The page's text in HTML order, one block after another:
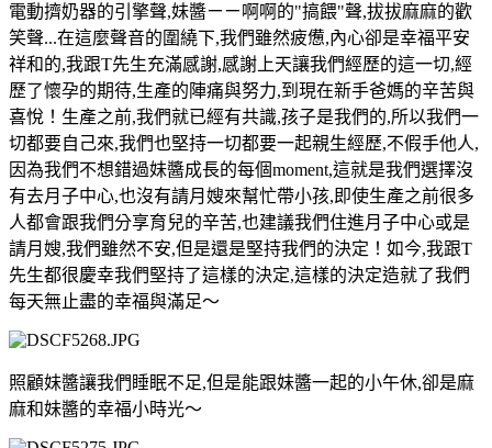
電動擠奶器的引擎聲,妹醬ㄧㄧ啊啊的"搞餵"聲,拔拔麻麻的歡
笑聲...在這麼聲音的圍繞下,我們雖然疲憊,內心卻是幸福平安
祥和的,我跟T先生充滿感謝,感謝上天讓我們經歷的這一切,經
歷了懷孕的期待,生產的陣痛與努力,到現在新手爸媽的辛苦與
喜悅！ 生產之前,我們就已經有共識,孩子是我們的,所以我們一
切都要自己來,我們也堅持一切都要一起親生經歷,不假手他人,
因為我們不想錯過妹醬成長的每個moment,這就是我們選擇沒
有去月子中心,也沒有請月嫂來幫忙帶小孩,即使生產之前很多
人都會跟我們分享育兒的辛苦,也建議我們住進月子中心或是
請月嫂,我們雖然不安,但是還是堅持我們的決定！ 如今,我跟T
先生都很慶幸我們堅持了這樣的決定,這樣的決定造就了我們
每天無止盡的幸福與滿足～
照顧妹醬讓我們睡眠不足,但是能跟妹醬一起的小午休,卻是麻
麻和妹醬的幸福小時光～